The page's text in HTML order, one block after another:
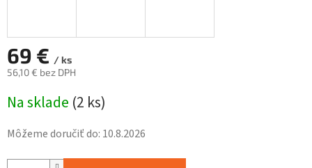
69 € / ks
56,10 € bez DPH
cena:
Na sklade (2 ks)
Môžeme doručiť do: 10.8.2026